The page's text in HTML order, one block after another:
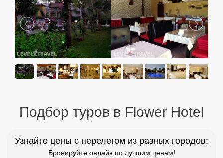
Подбор туров в Flower Hotel
Узнайте цены с перелетом из разных городов:
Бронируйте онлайн по лучшим ценам!